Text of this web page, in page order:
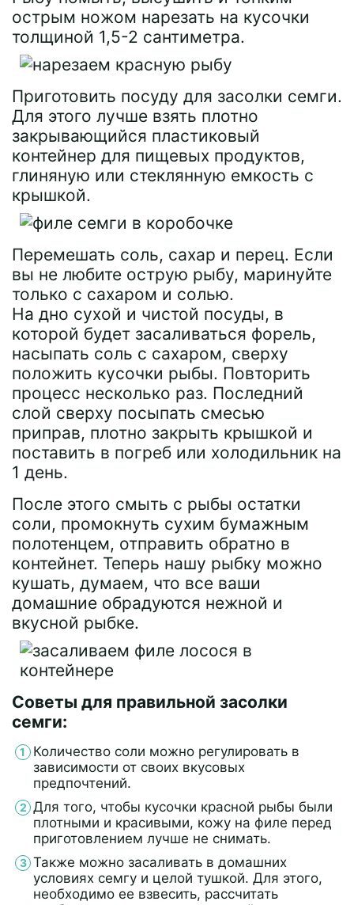
острым ножом нарезать на кусочки
толщиной 1,5-2 сантиметра.
Приготовить посуду для засолки семги.
Для этого лучше взять плотно
закрывающийся пластиковый
контейнер для пищевых продуктов,
глиняную или стеклянную емкость с
крышкой.
Перемешать соль, сахар и перец. Если
вы не любите острую рыбу, маринуйте
только с сахаром и солью.
На дно сухой и чистой посуды, в
которой будет засаливаться форель,
насыпать соль с сахаром, сверху
положить кусочки рыбы. Повторить
процесс несколько раз. Последний
слой сверху посыпать смесью
приправ, плотно закрыть крышкой и
поставить в погреб или холодильник на
1 день.
После этого смыть с рыбы остатки
соли, промокнуть сухим бумажным
полотенцем, отправить обратно в
контейнет. Теперь нашу рыбку можно
кушать, думаем, что все ваши
домашние обрадуются нежной и
вкусной рыбке.
Советы для правильной засолки
семги:
Количество соли можно регулировать в
зависимости от своих вкусовых
предпочтений.
Для того, чтобы кусочки красной рыбы были
плотными и красивыми, кожу на филе перед
приготовлением лучше не снимать.
Также можно засаливать в домашних
условиях семгу и целой тушкой. Для этого,
необходимо ее взвесить, рассчитать